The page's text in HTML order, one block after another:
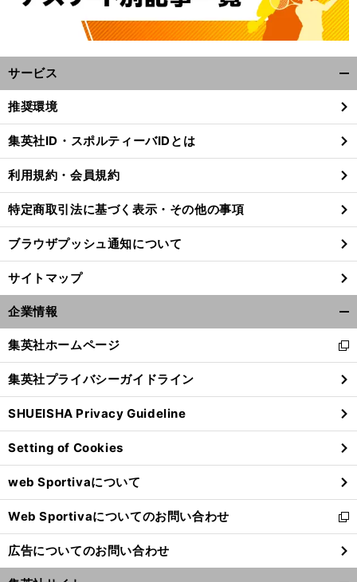
サービス
閉
る
推奨環境
集英社ID・スポルティーバIDとは
利用規約・会員規約
特定商取引法に基づく表示・その他の事項
ブラウザプッシュ通知について
サイトマップ
企業情報
閉
る
集英社ホームページ
新
し
い
ウ
ィ
ン
ド
ウ
で
開
く
集英社プライバシーガイドライン
SHUEISHA Privacy Guideline
Setting of Cookies
web Sportivaについて
Web Sportivaについてのお問い合わせ
新
し
い
ウ
広告についてのお問い合わせ